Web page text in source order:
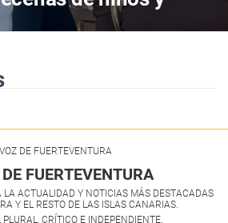
DE FUERTEVENTURA
FUERTEVENTURA
LA ACTUALIDAD Y NOTICIAS MÁS DESTACADAS
Y EL RESTO DE LAS ISLAS CANARIAS.
PLURAL, CRÍTICO E INDEPENDIENTE.